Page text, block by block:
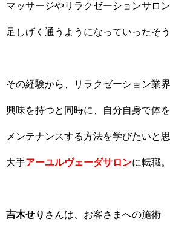
マッサージやリラクゼーションサロ
足しげく通うようになっていったそ
その経験から、リラクゼーション業
興味を持つと同時に、自分自身で体を
メンテナンスする方法を学びたいと
大手アーユルヴェーダサロンに転職。
吉木せり さんは、お客さまへの施術